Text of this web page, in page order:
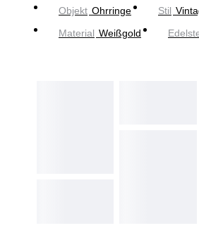
Objekt Ohrringe Stil
Material Weißgold